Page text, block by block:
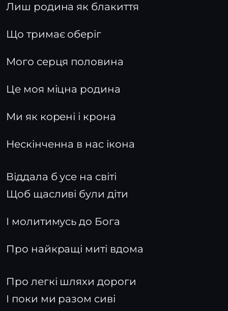
Лиш родина як блакиття
Що тримає оберіг
Мого серця половина
Це моя міцна родина
Ми як корені і крона
Нескінченна в нас ікона
Віддала б усе на світі
Щоб щасливі були діти
І молитимусь до Бога
Про найкращі миті вдома
Про легкі шляхи дороги
І поки ми разом сиві